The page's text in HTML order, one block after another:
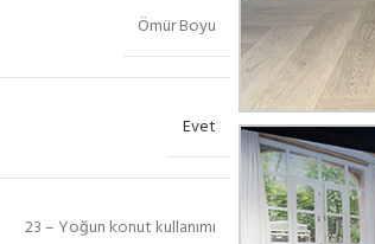
Ömür Boyu
Evet
23 – Yoğun konut kullanımı